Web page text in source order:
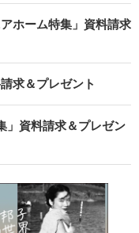
ホーム特集」資料請求
求＆プレゼント
」資料請求＆プレゼン